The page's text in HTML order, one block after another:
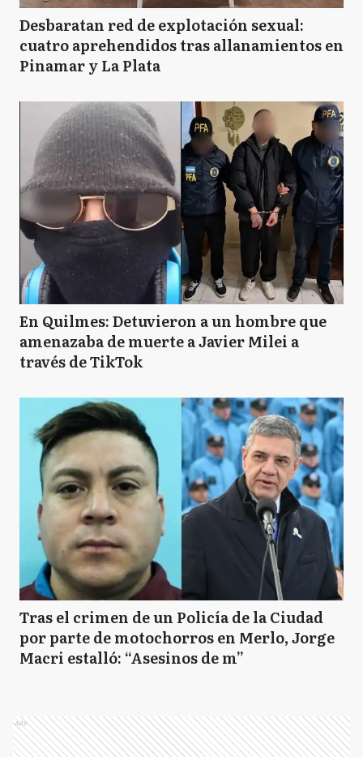
Desbaratan red de explotación sexual:
cuatro aprehendidos tras allanamientos en
Pinamar y La Plata
En Quilmes: Detuvieron a un hombre que
amenazaba de muerte a Javier Milei a
través de TikTok
Tras el crimen de un Policía de la Ciudad
por parte de motochorros en Merlo, Jorge
Macri estalló: “Asesinos de m”
Ads